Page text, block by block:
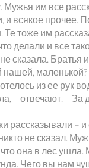
Мужья им все
и всякое прочее.
тоже им
делали и все
сказала. Братья
нашей,
из ее рук
– отвечают. – За
рассказывали – и
не сказал.
что она в лес
Чего вы нам